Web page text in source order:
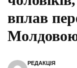
вплав
РЕДАКЦІЯ